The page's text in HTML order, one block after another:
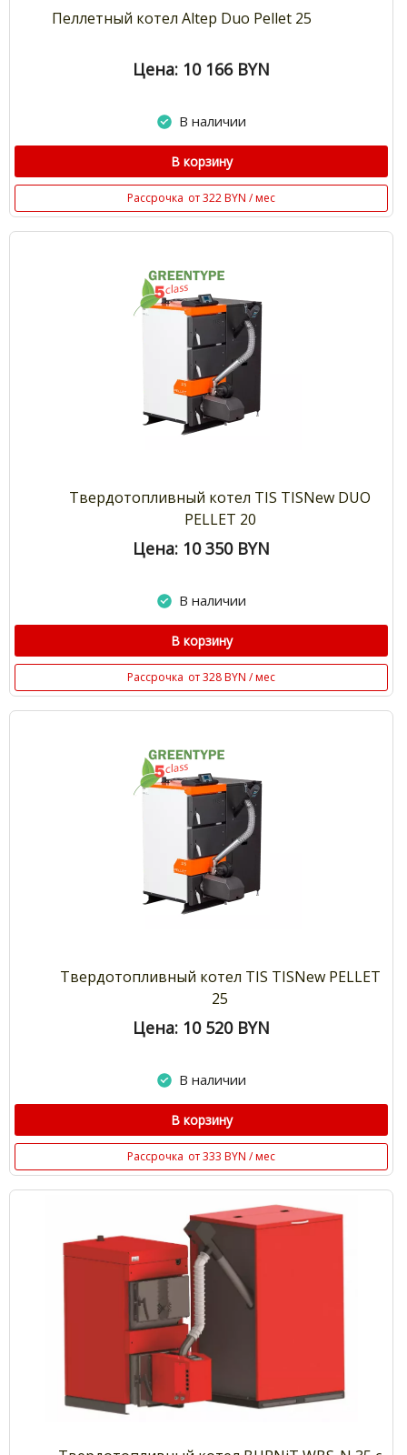
Пеллетный котел Altep Duo Pellet 25
Цена: 10 166 BYN
В наличии
В корзину
Рассрочка от 322 BYN / мес
Твердотопливный котел TIS TISNew DUO
PELLET 20
Цена: 10 350 BYN
В наличии
В корзину
Рассрочка от 328 BYN / мес
Твердотопливный котел TIS TISNew PELLET
25
Цена: 10 520 BYN
В наличии
В корзину
Рассрочка от 333 BYN / мес